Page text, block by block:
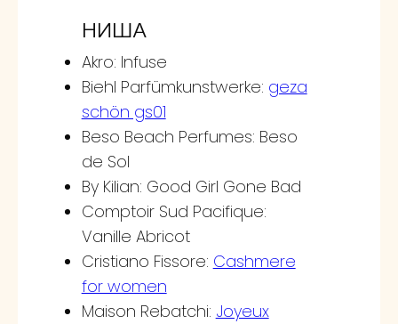
НИША
Akro: Infuse
Biehl Parfümkunstwerke: geza
schön gs01
Beso Beach Perfumes: Beso
de Sol
By Kilian: Good Girl Gone Bad
Comptoir Sud Pacifique:
Vanille Abricot
Cristiano Fissore: Cashmere
for women
Maison Rebatchi: Joyeux